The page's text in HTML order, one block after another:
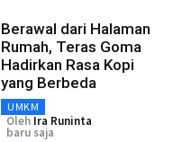
Berawal dari Halaman
Rumah, Teras Goma
Hadirkan Rasa Kopi
yang Berbeda
UMKM
Oleh Ira Runinta
baru saja